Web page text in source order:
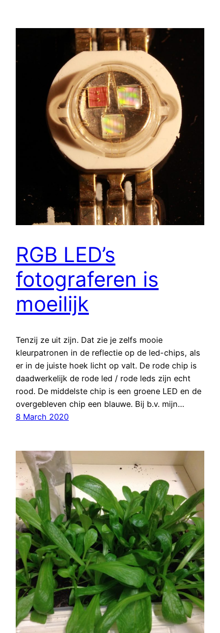
RGB LED’s
fotograferen is
moeilijk
Tenzij ze uit zijn. Dat zie je zelfs mooie
kleurpatronen in de reflectie op de led-chips, als
er in de juiste hoek licht op valt. De rode chip is
daadwerkelijk de rode led / rode leds zijn echt
rood. De middelste chip is een groene LED en de
overgebleven chip een blauwe. Bij b.v. mijn…
8 March 2020